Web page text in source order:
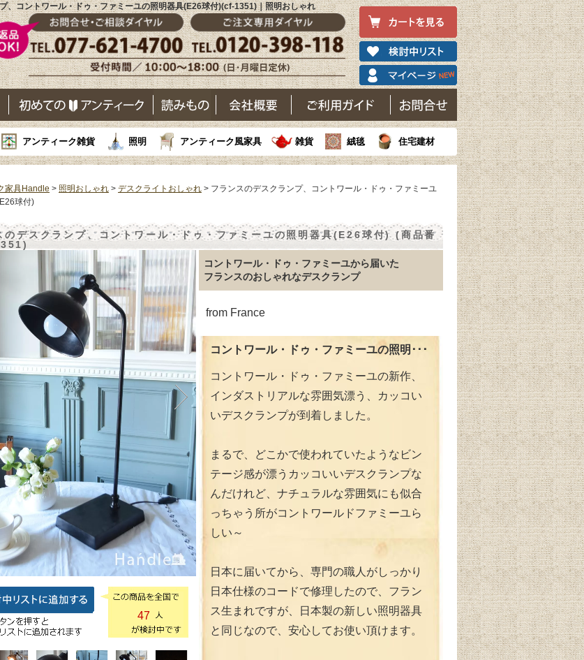
、コントワール・ドゥ・ファミーユの照明器具(E26球付)(cf-1351)｜照明おしゃれ
アンティーク雑貨 照明 アンティーク風家具 雑貨 絨毯 住宅建材
家具Handle > 照明おしゃれ > デスクライトおしゃれ > フランスのデスクランプ、コントワール・ドゥ・ファミーユ
球付)
のデスクランプ、コントワール・ドゥ・ファミーユの照明器具(E26球付) (商品番
47
コントワール・ドゥ・ファミーユから届いた
フランスのおしゃれなデスクランプ
from France
コントワール・ドゥ・ファミーユの照明･･･
コントワール・ドゥ・ファミーユの新作、
インダストリアルな雰囲気漂う、カッコい
いデスクランプが到着しました。
まるで、どこかで使われていたようなビン
テージ感が漂うカッコいいデスクランプな
んだけれど、ナチュラルな雰囲気にも似合
っちゃう所がコントワールドファミーユら
しい～
日本に届いてから、専門の職人がしっかり
日本仕様のコードで修理したので、フラン
ス生まれですが、日本製の新しい照明器具
と同じなので、安心してお使い頂けます。